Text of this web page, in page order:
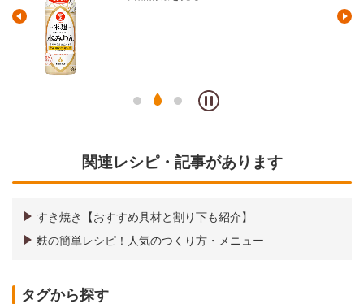
関連レシピ・記事があります
すき焼き【おすすめ具材と割り下も紹介】
麩の簡単レシピ！人気のつくり方・メニュー
タグから探す